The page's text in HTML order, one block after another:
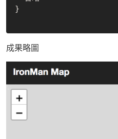
}
成果略圖